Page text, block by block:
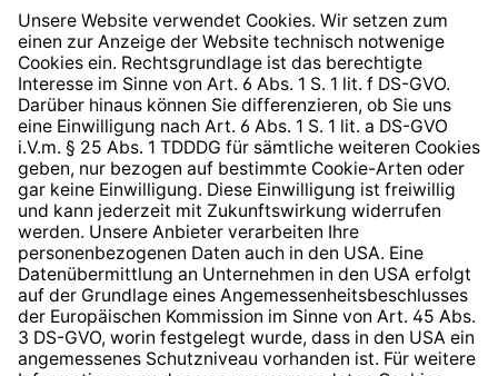
Widerrufsrecht
Hinweisgeberschutzsystem
Barrierefreiheit